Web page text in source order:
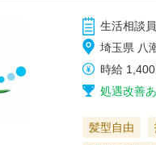
生活相談
埼玉県 八
時給
処遇改善
髪型自由